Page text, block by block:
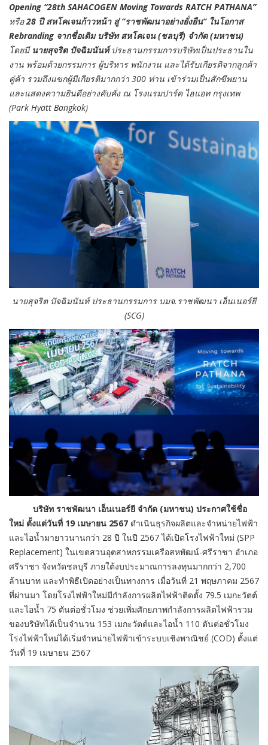
Opening “28th SAHACOGEN Moving Towards RATCH PATHANA”
หรือ28 ปี สหโคเจนก้าวหน้า สู่ “ราชพัฒนาอย่างยั่งยืน” ในโอกาส
Rebranding จากชื่อเดิม บริษัท สหโคเจน (ชลบุรี) จำกัด (มหาชน)
โดยมีนายสุจริต ปัจฉิมนันท์ประธานกรรมการบริษัทเป็นประธานใน
งาน พร้อมด้วยกรรมการ ผู้บริหาร พนักงาน และได้รับเกียรติจากลูกค้า
คู่ค้า รวมถึงแขกผู้มีเกียรติมากกว่า 300 ท่าน เข้าร่วมเป็นสักขีพยาน
และแสดงความยินดีอย่างคับคั่ง ณ โรงแรมปาร์ค ไฮแอท กรุงเทพ
(Park Hyatt Bangkok)
นายสุจริต ปัจฉิมนันท์ ประธานกรรมการ บมจ.ราชพัฒนา เอ็นเนอร์ยี
(SCG)
บริษัท ราชพัฒนา เอ็นเนอร์ยี จำกัด (มหาชน) ประกาศใช้ชื่อ
ใหม่ ตั้งแต่วันที่ 19 เมษายน 2567 ดำเนินธุรกิจผลิตและจำหน่ายไฟฟ้า
และไอน้ำมายาวนานกว่า 28 ปี ในปี 2567 ได้เปิดโรงไฟฟ้าใหม่ (SPP
Replacement) ในเขตสวนอุตสาหกรรมเครือสหพัฒน์-ศรีราชา อำเภอ
ศรีราชา จังหวัดชลบุรี ภายใต้งบประมาณการลงทุนมากกว่า 2,700
ล้านบาท และทำพิธีเปิดอย่างเป็นทางการ เมื่อวันที่ 21 พฤษภาคม 2567
ที่ผ่านมา โดยโรงไฟฟ้าใหม่มีกำลังการผลิตไฟฟ้าติดตั้ง 79.5 เมกะวัตต์
และไอน้ำ 75 ตันต่อชั่วโมง ช่วยเพิ่มศักยภาพกำลังการผลิตไฟฟ้ารวม
ของบริษัทได้เป็นจำนวน 153 เมกะวัตต์และไอน้ำ 110 ตันต่อชั่วโมง
โรงไฟฟ้าใหม่ได้เริ่มจำหน่ายไฟฟ้าเข้าระบบเชิงพาณิชย์ (COD) ตั้งแต่
วันที่ 19 เมษายน 2567